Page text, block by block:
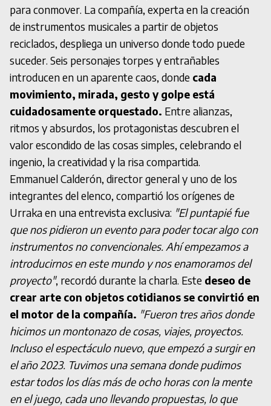
para conmover. La compañía, experta en la creación
de instrumentos musicales a partir de objetos
reciclados, despliega un universo donde todo puede
suceder. Seis personajes torpes y entrañables
introducen en un aparente caos, donde cada
movimiento, mirada, gesto y golpe está
cuidadosamente orquestado. Entre alianzas,
ritmos y absurdos, los protagonistas descubren el
valor escondido de las cosas simples, celebrando el
ingenio, la creatividad y la risa compartida.
Emmanuel Calderón, director general y uno de los
integrantes del elenco, compartió los orígenes de
Urraka en una entrevista exclusiva: "El puntapié fue
que nos pidieron un evento para poder tocar algo con
instrumentos no convencionales. Ahí empezamos a
introducirnos en este mundo y nos enamoramos del
proyecto", recordó durante la charla. Este deseo de
crear arte con objetos cotidianos se convirtió en
el motor de la compañía. "Fueron tres años donde
hicimos un montonazo de cosas, viajes, proyectos.
Incluso el espectáculo nuevo, que empezó a surgir en
el año 2023. Tuvimos una semana donde pudimos
estar todos los días más de ocho horas con la mente
en el juego, cada uno llevando propuestas, lo que